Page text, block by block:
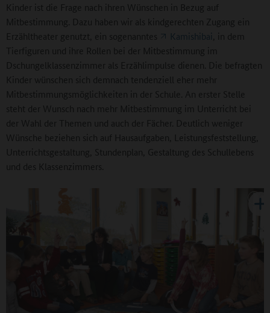
Kinder ist die Frage nach ihren Wünschen in Bezug auf
Mitbestimmung. Dazu haben wir als kindgerechten Zugang ein
Erzähltheater genutzt, ein sogenanntes
Kamishibai
, in dem
Tierfiguren und ihre Rollen bei der Mitbestimmung im
Dschungelklassenzimmer als Erzählimpulse dienen. Die befragten
Kinder wünschen sich demnach tendenziell eher mehr
Mitbestimmungsmöglichkeiten in der Schule. An erster Stelle
steht der Wunsch nach mehr Mitbestimmung im Unterricht bei
der Wahl der Themen und auch der Fächer. Deutlich weniger
Wünsche beziehen sich auf Hausaufgaben, Leistungsfeststellung,
Unterrichtsgestaltung, Stundenplan, Gestaltung des Schullebens
und des Klassenzimmers.